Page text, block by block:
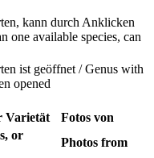
kann durch Anklicken
one available species, can
ist geöffnet / Genus with
opened
Varietät
Fotos von
or
Photos from